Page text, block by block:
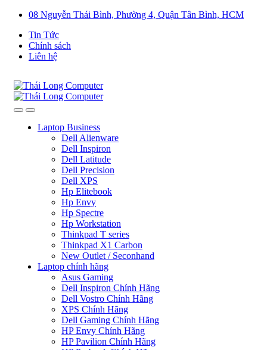
08 Nguyễn Thái Bình, Phường 4, Quận Tân Bình, HCM
Tin Tức
Chính sách
Liên hệ
Laptop Business
Dell Alienware
Dell Inspiron
Dell Latitude
Dell Precision
Dell XPS
Hp Elitebook
Hp Envy
Hp Spectre
Hp Workstation
Thinkpad T series
Thinkpad X1 Carbon
New Outlet / Seconhand
Laptop chính hãng
Asus Gaming
Dell Inspiron Chính Hãng
Dell Vostro Chính Hãng
XPS Chính Hãng
Dell Gaming Chính Hãng
HP Envy Chính Hãng
HP Pavilion Chính Hãng